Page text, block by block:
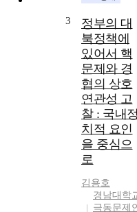
3
정부의 대
북정책에
있어서 핵
문제와 경
협의 상호
연관성 고
찰 : 국내
치적 요인
을 중심으
로
김용호
경남대학
극동문제